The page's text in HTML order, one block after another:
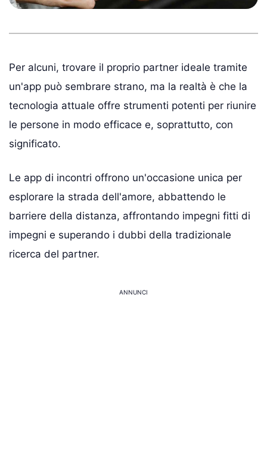
Per alcuni, trovare il proprio partner ideale tramite
un'app può sembrare strano, ma la realtà è che la
tecnologia attuale offre strumenti potenti per riunire
le persone in modo efficace e, soprattutto, con
significato.
Le app di incontri offrono un'occasione unica per
esplorare la strada dell'amore, abbattendo le
barriere della distanza, affrontando impegni fitti di
impegni e superando i dubbi della tradizionale
ricerca del partner.
ANNUNCI